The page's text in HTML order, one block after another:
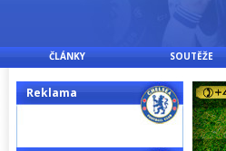
ČLÁNKY SOUTĚŽE
Reklama